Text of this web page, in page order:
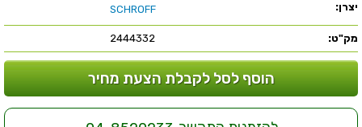
יצרן: SCHROFF
מק"ט: 2444332
הוסף לסל לקבלת הצעת מחיר